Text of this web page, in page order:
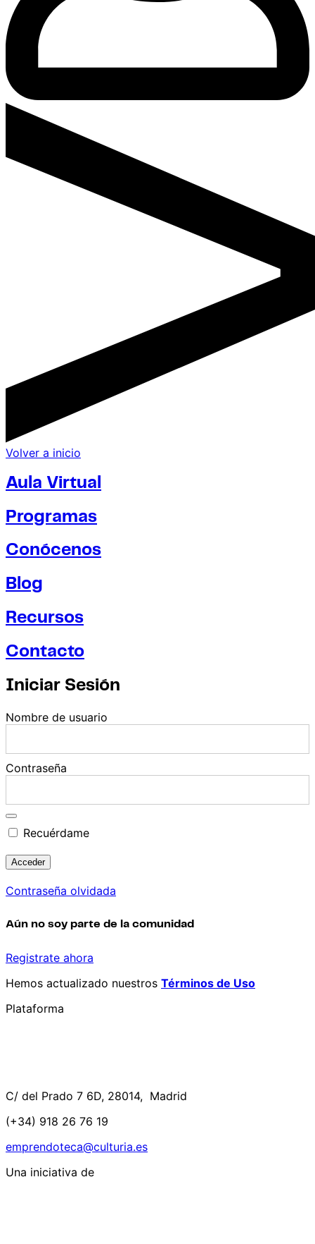
Volver a inicio
Aula Virtual
Programas
Conócenos
Blog
Recursos
Contacto
Iniciar Sesión
Nombre de usuario
Contraseña
Recuérdame
Contraseña olvidada
Aún no soy parte de la comunidad
Registrate ahora
Hemos actualizado nuestros Términos de Uso
Plataforma
C/ del Prado 7 6D, 28014, Madrid
(+34) 918 26 76 19
emprendoteca@culturia.es
Una iniciativa de